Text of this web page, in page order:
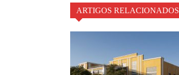
ARTIGOS RELACIONADOS